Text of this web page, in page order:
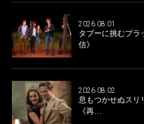
2026.08.01
タブーに挑むブラ
信》
2026.08.02
息もつかせぬスリ
《再…